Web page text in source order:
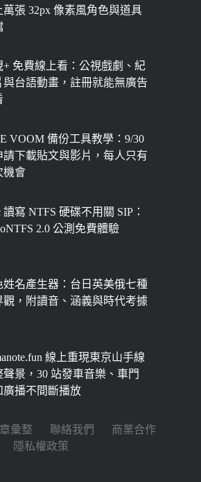
萬張 32px 像素風角色與道具
+ 免費線上看：公視戲劇、紀
與台語動畫，註冊就能無廣告
VOOM 備份工具教學：9/30
請下載貼文與影片，每人只有
機會
讀寫 NTFS 硬碟不用關 SIP：
2.0 公測免費體驗
姓名產生器：台日英美俄七種
觀，附讀音、涵義與時代考據
線上重現東京山手線
聲景，30 站發車音樂、車門
廣播不間斷播放
彙整 聯絡我們
商業合作
隱私權政策